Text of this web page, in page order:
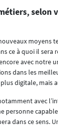
selon
moyens
ce à quoi il sera
avec notre
dans les
digitale, mais
avec
personne
dans ce sens.